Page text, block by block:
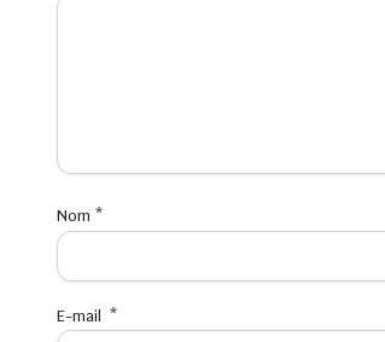
Nom *
E-mail *